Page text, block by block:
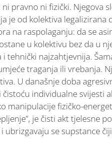
pravno ni fizički. Njegova
je od kolektiva
na raspolaganju: da se
u kolektivu bez da u
tehnički najzahtjevnija.
traganja ili vrebanja.
U današnje doba
individualne svijesti
manipulacije fizičko-
je čisti akt tjelesne
se supstance